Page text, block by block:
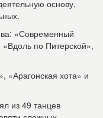
основу,
«Современный
по Питерской»,
«Арагонская хота» и
из 49 танцев